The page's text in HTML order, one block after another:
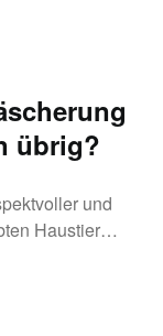
übrig?
und
Haustier…